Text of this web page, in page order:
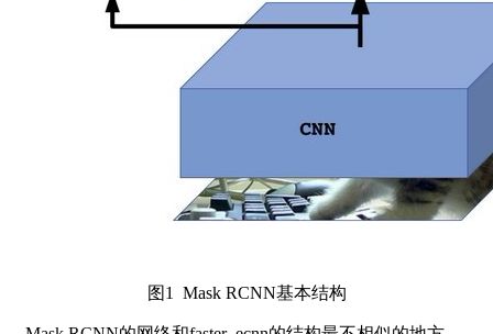
图1 Mask RCNN基本结构